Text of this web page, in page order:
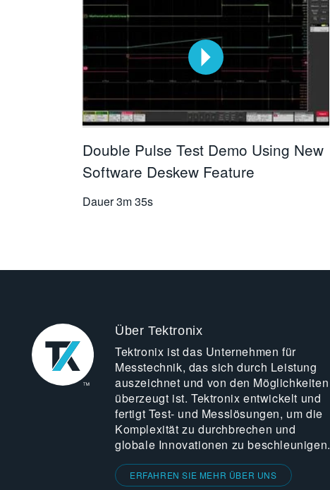
Double Pulse Test Demo Using New
Software Deskew Feature
Dauer3m 35s
Über Tektronix
Tektronix ist das Unternehmen für
Messtechnik, das sich durch Leistung
auszeichnet und von den Möglichkeiten
überzeugt ist. Tektronix entwickelt und
fertigt Test- und Messlösungen, um die
Komplexität zu durchbrechen und
globale Innovationen zu beschleunigen.
ERFAHREN SIE MEHR ÜBER UNS